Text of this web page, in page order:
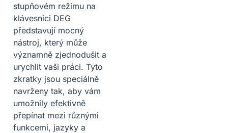
stupňovém režimu na
klávesnici DEG
představují mocný
nástroj, který může
významně zjednodušit a
urychlit vaši práci. Tyto
zkratky jsou speciálně
navrženy tak, aby vám
umožnily efektivně
přepínat mezi různými
funkcemi, jazyky a